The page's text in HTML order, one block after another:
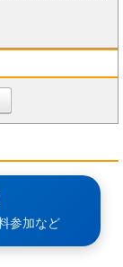
参加など